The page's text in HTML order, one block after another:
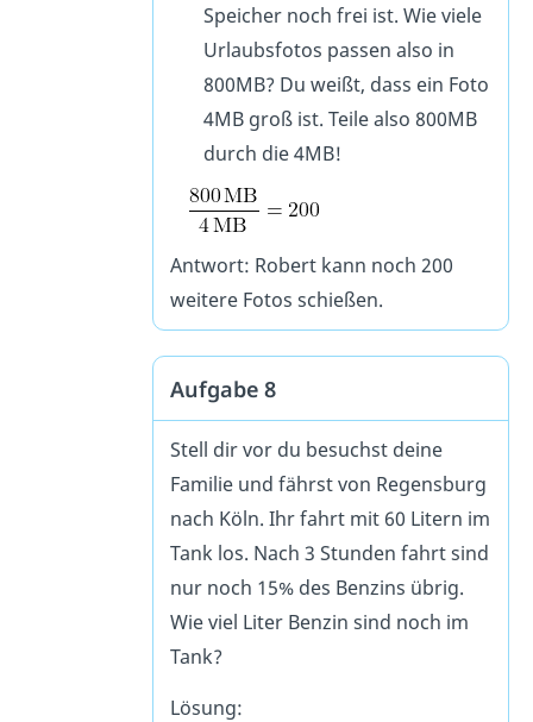
Speicher noch frei ist. Wie viele
Urlaubsfotos passen also in
800MB? Du weißt, dass ein Foto
4MB groß ist. Teile also 800MB
durch die 4MB!
Antwort: Robert kann noch 200
weitere Fotos schießen.
Aufgabe 8
Stell dir vor du besuchst deine
Familie und fährst von Regensburg
nach Köln. Ihr fahrt mit 60 Litern im
Tank los. Nach 3 Stunden fahrt sind
nur noch 15% des Benzins übrig.
Wie viel Liter Benzin sind noch im
Tank?
Lösung: